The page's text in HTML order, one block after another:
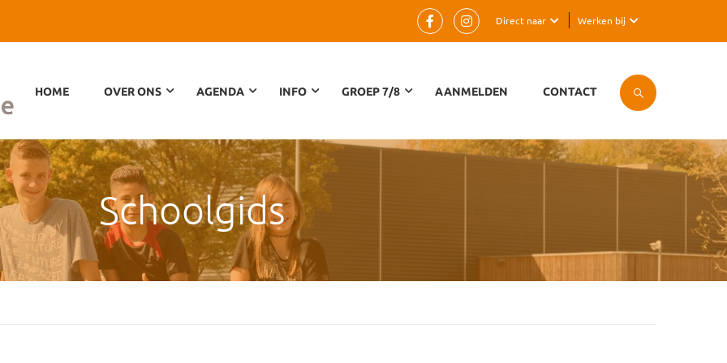
Werken bij
Direct naar
HOME OVER ONS AGENDA INFO GROEP 7/8 AANMELDEN CONTACT
Schoolgids